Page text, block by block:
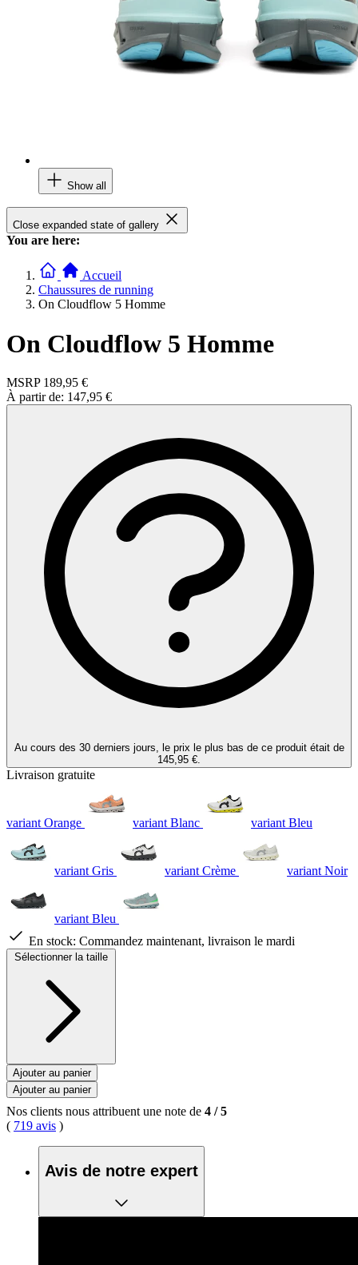
Show all
Close expanded state of gallery
You are here:
Accueil
Chaussures de running
On Cloudflow 5 Homme
On Cloudflow 5 Homme
MSRP 189,95 €
À partir de: 147,95 €
Au cours des 30 derniers jours, le prix le plus bas de ce produit était de
145,95 €.
Livraison gratuite
variant Orange variant Blanc variant Bleu
variant Gris variant Crème variant Noir
variant Bleu
En stock: Commandez maintenant, livraison le mardi
Sélectionner la taille
Ajouter au panier
Ajouter au panier
Nos clients nous attribuent une note de 4 /5
( 719 avis )
Avis de notre expert